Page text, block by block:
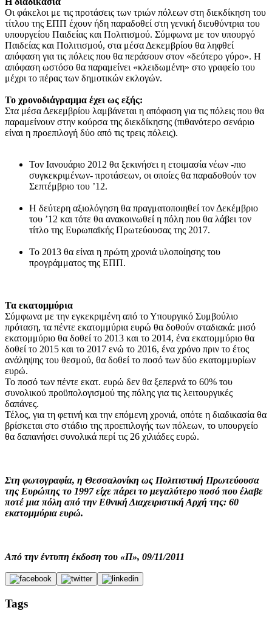
Οι φάκελοι με τις προτάσεις των τριών πόλεων στη διεκδίκηση του
τίτλου της ΕΠΠ έχουν ήδη παραδοθεί στη γενική διευθύντρια του
υπουργείου Παιδείας και Πολιτισμού. Σύμφωνα με τον υπουργό
Παιδείας και Πολιτισμού, στα μέσα Δεκεμβρίου θα ληφθεί
απόφαση για τις πόλεις που θα περάσουν στον «δεύτερο γύρο». Η
απόφαση ωστόσο θα παραμείνει «κλειδωμένη» στο γραφείο του
μέχρι το πέρας των δημοτικών εκλογών.
Το χρονοδιάγραμμα έχει ως εξής:
Στα μέσα Δεκεμβρίου λαμβάνεται η απόφαση για τις πόλεις που θα
παραμείνουν στην κούρσα της διεκδίκησης (πιθανότερο σενάριο
είναι η προεπιλογή δύο από τις τρεις πόλεις).
Τον Ιανουάριο 2012 θα ξεκινήσει η ετοιμασία νέων -πιο
συγκεκριμένων- προτάσεων, οι οποίες θα παραδοθούν τον
Σεπτέμβριο του ’12.
Η δεύτερη αξιολόγηση θα πραγματοποιηθεί τον Δεκέμβριο
του ’12 και τότε θα ανακοινωθεί η πόλη που θα λάβει τον
τίτλο της Ευρωπαϊκής Πρωτεύουσας της 2017.
Το 2013 θα είναι η πρώτη χρονιά υλοποίησης του
προγράμματος της ΕΠΠ.
Τα εκατομμύρια
Σύμφωνα με την εγκεκριμένη από το Υπουργικό Συμβούλιο
πρόταση, τα πέντε εκατομμύρια ευρώ θα δοθούν σταδιακά: μισό
εκατομμύριο θα δοθεί το 2013 και το 2014, ένα εκατομμύριο θα
δοθεί το 2015 και το 2017 ενώ το 2016, ένα χρόνο πριν το έτος
ανάληψης του θεσμού, θα δοθεί το ποσό των δύο εκατομμυρίων
ευρώ.
Το ποσό των πέντε εκατ. ευρώ δεν θα ξεπερνά το 60% του
συνολικού προϋπολογισμού της πόλης για τις λειτουργικές
δαπάνες.
Τέλος, για τη φετινή και την επόμενη χρονιά, οπότε η διαδικασία θα
βρίσκεται στο στάδιο της προεπιλογής των πόλεων, το υπουργείο
θα δαπανήσει συνολικά περί τις 26 χιλιάδες ευρώ.
Στη φωτογραφία, η Θεσσαλονίκη ως Πολιτιστική Πρωτεύουσα
της Ευρώπης το 1997 είχε πάρει το μεγαλύτερο ποσό που έλαβε
ποτέ μια πόλη από την Εθνική Διαχειριστική Αρχή της: 60
εκατομμύρια ευρώ.
Από την έντυπη έκδοση του «Π», 09/11/2011
Tags